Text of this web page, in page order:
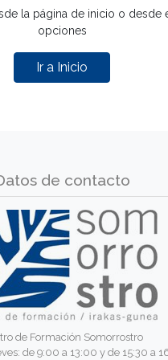
la página de inicio o desde
opciones
Ir a Inicio
de contacto
de Formación Somorrostro
de 9:00 a 13:00 y de 15:30 a